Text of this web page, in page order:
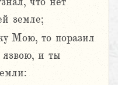
земле;
Мою, то поразил
язвою, и ты